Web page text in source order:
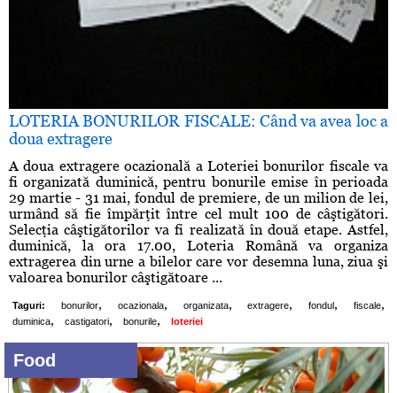
LOTERIA BONURILOR FISCALE: Când va avea loc a
doua extragere
A doua extragere ocazională a Loteriei bonurilor fiscale va
fi organizată duminică, pentru bonurile emise în perioada
29 martie - 31 mai, fondul de premiere, de un milion de lei,
urmând să fie împărţit între cel mult 100 de câştigători.
Selecţia câştigătorilor va fi realizată în două etape. Astfel,
duminică, la ora 17.00, Loteria Română va organiza
extragerea din urne a bilelor care vor desemna luna, ziua şi
valoarea bonurilor câştigătoare ...
Taguri: bonurilor, ocazionala, organizata, extragere, fondul , fiscale,
duminica, castigatori, bonurile, loteriei
Food